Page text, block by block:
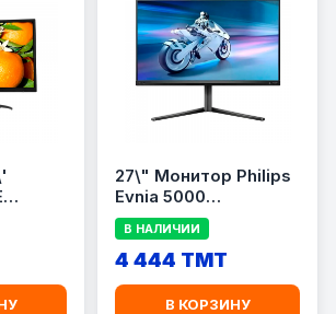
27\" Монитор Philips
Evnia 5000
27M2N5500
В НАЛИЧИИ
4 444 TMT
В КОРЗИНУ